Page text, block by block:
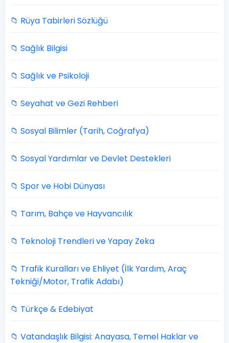
📁 Rüya Tabirleri Sözlüğü
📁 Sağlık Bilgisi
📁 Sağlık ve Psikoloji
📁 Seyahat ve Gezi Rehberi
📁 Sosyal Bilimler (Tarih, Coğrafya)
📁 Sosyal Yardımlar ve Devlet Destekleri
📁 Spor ve Hobi Dünyası
📁 Tarım, Bahçe ve Hayvancılık
📁 Teknoloji Trendleri ve Yapay Zeka
📁 Trafik Kuralları ve Ehliyet (İlk Yardım, Araç
Tekniği/Motor, Trafik Adabı)
📁 Türkçe & Edebiyat
📁 Vatandaşlık Bilgisi: Anayasa, Temel Haklar ve